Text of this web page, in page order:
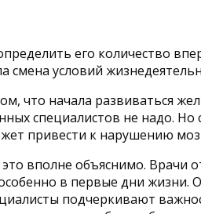
его количество
смена условий
что начала развиваться
специалистов не надо. Но
привести к нарушению
вполне объяснимо. Врачи
в первые дни жизни.
подчеркивают